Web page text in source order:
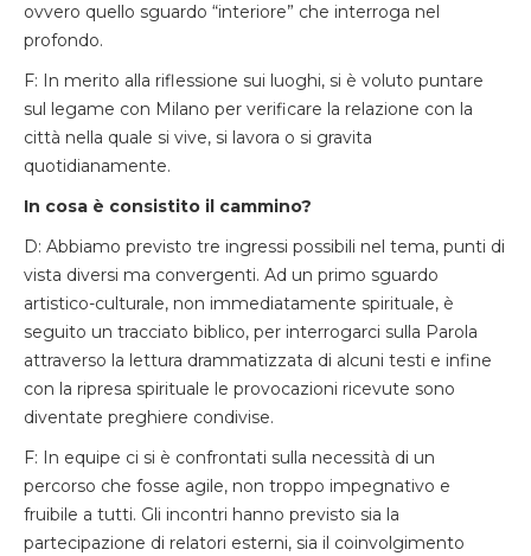
ovvero quello sguardo “interiore” che interroga nel
profondo.
F: In merito alla riflessione sui luoghi, si è voluto puntare
sul legame con Milano per verificare la relazione con la
città nella quale si vive, si lavora o si gravita
quotidianamente.
In cosa è consistito il cammino?
D: Abbiamo previsto tre ingressi possibili nel tema, punti di
vista diversi ma convergenti. Ad un primo sguardo
artistico-culturale, non immediatamente spirituale, è
seguito un tracciato biblico, per interrogarci sulla Parola
attraverso la lettura drammatizzata di alcuni testi e infine
con la ripresa spirituale le provocazioni ricevute sono
diventate preghiere condivise.
F: In equipe ci si è confrontati sulla necessità di un
percorso che fosse agile, non troppo impegnativo e
fruibile a tutti. Gli incontri hanno previsto sia la
partecipazione di relatori esterni, sia il coinvolgimento